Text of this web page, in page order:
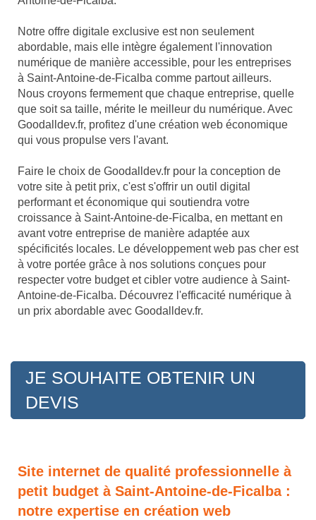
Notre offre digitale exclusive est non seulement
abordable, mais elle intègre également l'innovation
numérique de manière accessible, pour les entreprises
à Saint-Antoine-de-Ficalba comme partout ailleurs.
Nous croyons fermement que chaque entreprise, quelle
que soit sa taille, mérite le meilleur du numérique. Avec
Goodalldev.fr, profitez d'une création web économique
qui vous propulse vers l'avant.
Faire le choix de Goodalldev.fr pour la conception de
votre site à petit prix, c'est s'offrir un outil digital
performant et économique qui soutiendra votre
croissance à Saint-Antoine-de-Ficalba, en mettant en
avant votre entreprise de manière adaptée aux
spécificités locales. Le développement web pas cher est
à votre portée grâce à nos solutions conçues pour
respecter votre budget et cibler votre audience à Saint-
Antoine-de-Ficalba. Découvrez l'efficacité numérique à
un prix abordable avec Goodalldev.fr.
JE SOUHAITE OBTENIR UN
DEVIS
Site internet de qualité professionnelle à
petit budget à Saint-Antoine-de-Ficalba :
notre expertise en création web